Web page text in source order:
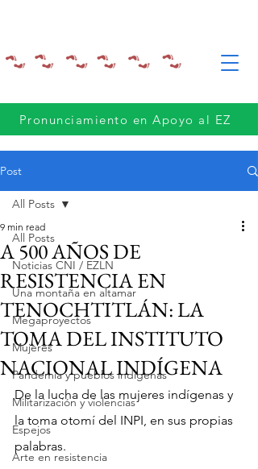
Pronunciamiento en Apoyo al EZ
Post
All Posts
Noticias CNI / EZLN
Una montaña en altamar
Megaproyectos
Mujeres
Pandemia y pueblos indígenas
Militarización y violencias
Espejos
Arte en resistencia
All Posts
A 500 AÑOS DE
RESISTENCIA EN
TENOCHTITLÁN: LA
TOMA DEL INSTITUTO
NACIONAL INDÍGENA
9 min read
De la lucha de las mujeres indígenas y
la toma otomí del INPI, en sus propias
palabras.